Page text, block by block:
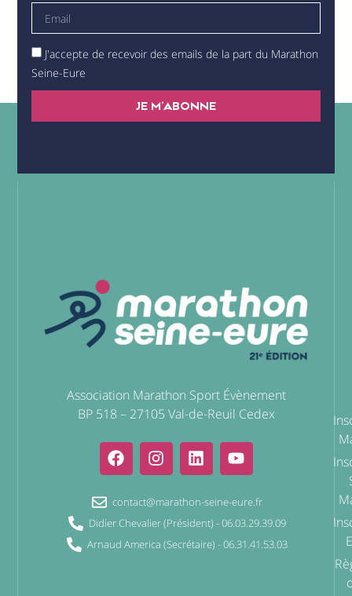
J'accepte de recevoir des emails de la part du Marathon
Seine-Eure
JE M'ABONNE
Association Marathon Sport Évènement
BP 518 – 27105 Val-de-Reuil Cedex
contact@marathon-seine-eure.fr
Didier Chevalier (Président) - 06.03.29.39.09
Arnaud America (Secrétaire) - 06.31.41.53.03